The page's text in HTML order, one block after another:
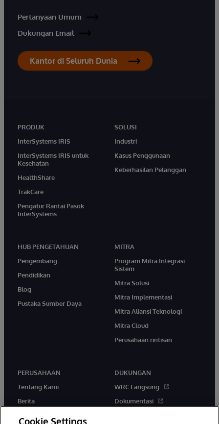
Pertanyaan Umum
Dukungan Email
Kantor di Seluruh Dunia
PRODUK
InterSystems IRIS
InterSystems IRIS untuk
Kesehatan
HealthShare
TrakCare
Pengatur Rantai Pasok
InterSystems
SOLUSI
Industri
Kasus Penggunaan
Keberhasilan Pelanggan
HUB PENGETAHUAN
Pengembang
Pendidikan
Blog
Pustaka Sumber Daya
MITRA
Program Mitra Integrasi
Sistem
Mitra Solusi
Mitra Implementasi
Mitra Aliansi Teknologi
Mitra Cloud
Perusahaan rintisan
PERUSAHAAN
Tentang Kami
Berita
DUKUNGAN
WRC Langsung
Dokumentasi
Cookie Settings